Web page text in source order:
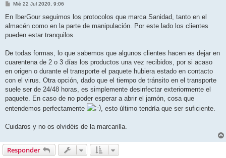
M
n
a
j
Mié 22 Jul 2020, 9:06
En IberGour seguimos los protocolos que marca Sanidad, tanto en el
almacén como en la parte de manipulación. Por este lado los clientes
pueden estar tranquilos.
De todas formas, lo que sabemos que algunos clientes hacen es dejar en
cuarentena de 2 o 3 días los productos una vez recibidos, por si acaso
en origen o durante el transporte el paquete hubiera estado en contacto
con el virus. Otra opción, dado que el tiempo de tránsito en el transporte
suele ser de 24/48 horas, es simplemente desinfectar exteriormente el
paquete. En caso de no poder esperar a abrir el jamón, cosa que
entendemos perfectamente
, esto último tendría que ser suficiente.
Cuidaros y no os olvidéis de la marcarilla.
Responder